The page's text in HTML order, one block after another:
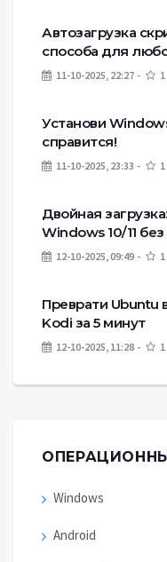
Автозагрузка
способа для
11-10-2025, 22:27 1
Установи
справится!
11-10-2025, 23:33 1
Двойная
Windows 10/11
12-10-2025, 09:49 1
Преврати Ubuntu
Kodi за 5 минут
12-10-2025, 11:28 1
Windows
Android